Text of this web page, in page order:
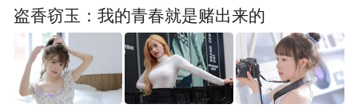
潍坊市，作为享誉世界的“风筝之都”，地处
盗香窃玉：我的青春就是赌出来的